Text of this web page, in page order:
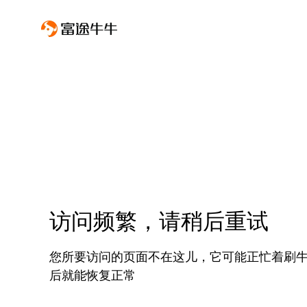
访问频繁，请稍后重试
您所要访问的页面不在这儿，它可能正忙着刷
后就能恢复正常